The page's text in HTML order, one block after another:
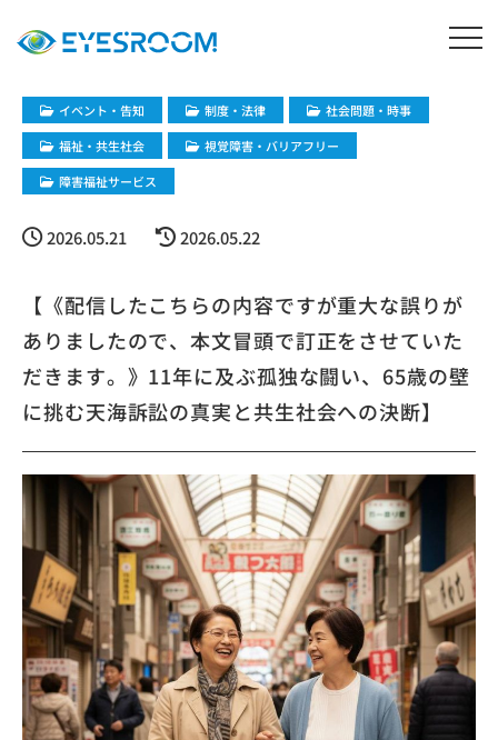
イベント・告知 制度・法律
社会問題・時事
福祉・共生社会
視覚障害・バリアフリー
障害福祉サービス
2026.05.21 2026.05.22
【《配信したこちらの内容ですが重大な誤りが
ありましたので、本文冒頭で訂正をさせていた
だきます。》11年に及ぶ孤独な闘い、65歳の壁
に挑む天海訴訟の真実と共生社会への決断】